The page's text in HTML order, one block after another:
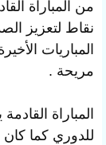
من المباراة
نقاط لتعزيز
المباريات
مريحة .
المباراة
للدوري كما كان